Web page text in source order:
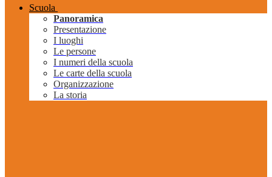
Scuola
Panoramica
Presentazione
I luoghi
Le persone
I numeri della scuola
Le carte della scuola
Organizzazione
La storia